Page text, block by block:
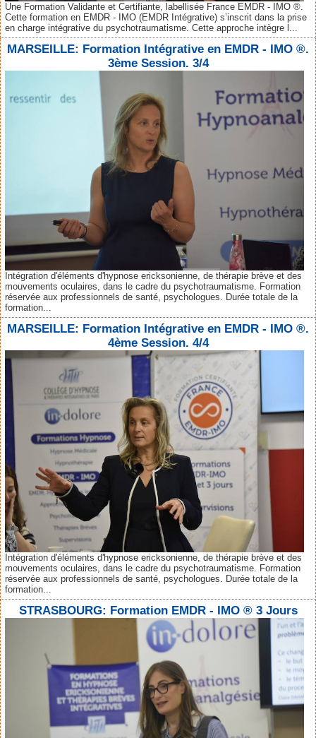
Une Formation Validante et Certifiante, labellisée France EMDR - IMO ®.
Cette formation en EMDR - IMO (EMDR Intégrative) s’inscrit dans la prise
en charge intégrative du psychotraumatisme. Cette approche intègre l...
MARSEILLE: Formation Intégrative en EMDR - IMO ®.
3ème Session. 3/4
Intégration d'éléments d'hypnose ericksonienne, de thérapie brève et des
mouvements oculaires, dans le cadre du psychotraumatisme. Formation
réservée aux professionnels de santé, psychologues. Durée totale de la
formation...
MARSEILLE: Formation Intégrative en EMDR - IMO ®.
4ème Session. 4/4
Intégration d'éléments d'hypnose ericksonienne, de thérapie brève et des
mouvements oculaires, dans le cadre du psychotraumatisme. Formation
réservée aux professionnels de santé, psychologues. Durée totale de la
formation...
STRASBOURG: Formation EMDR - IMO ® 3 Jours